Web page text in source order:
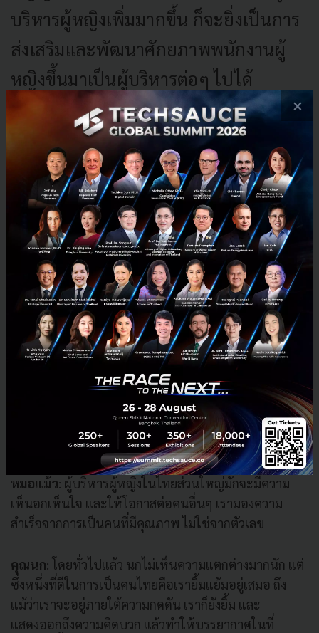
บริหารผู้หญิงเพิ่มมากขึ้น ก็จะยิ่งเป็นการ
ส่งเสริมและพัฒนาศักยภาพพนักงานผู้
หญิงขึ้นมาเป็นผู้บริหารต่อๆ ไปได้
หมอแม้ว: ผู้บริหารที่ประสบความสำเร็จในประเทศไทย
ส่วนใหญ่เป็นผู้ชายเกือบทั้งหมด โดยเฉพาะนักลงทุนหรือ
VC เองต่างก็เป็นผู้ชาย ซึ่งถือว่าฉันโชคดีมากๆ ที่มีเพื่อน
ร่วมงานทั้งผู้หญิง และผู้ชายที่เชื่อมั่นในความคิดและความ
สามารถ คนที่อยู่ในวงการ Startup มักจะเป็นคนที่มีความ
คิดเปิดกว้าง แต่ถึงอย่างนั้นเราก็ยังต้องพัฒนาต่อไป เพื่อ
ให้เกิดความเท่าเทียมที่แท้จริง
Chiiwii LIVE CEO Dr. Sakunee Niranvichaiya (Maew)
อะไรคือสิ่งที่ทำให้ผู้บริหารหญิงไทยแตกต่างจากชาติอื่น?
หมอแม้ว: ผู้บริหารผู้หญิงในไทยส่วนใหญ่มักจะมีความ
เห็นอกเห็นใจ และให้โอกาสต่อคนอื่นๆ เรามองความ
สำเร็จจากการเป็นคนที่มีคุณภาพ ไม่ใช่จากตัวเลข
คุณนก: โดยทั่วไปแล้ว นกไม่เห็นความแตกต่างมากนัก แต่
ซึ่งหนึ่งที่ดีในการเป็นคนไทยคือเรายิ้มแย้มอยู่เสมอ ถึง
แม้ว่าเราจะอยู่ภายใต้ความกดดัน เราก็ยังยิ้ม และ
แสดงออกถึงความคิดบวก แล้วทำให้บรรยากาศในที่
×